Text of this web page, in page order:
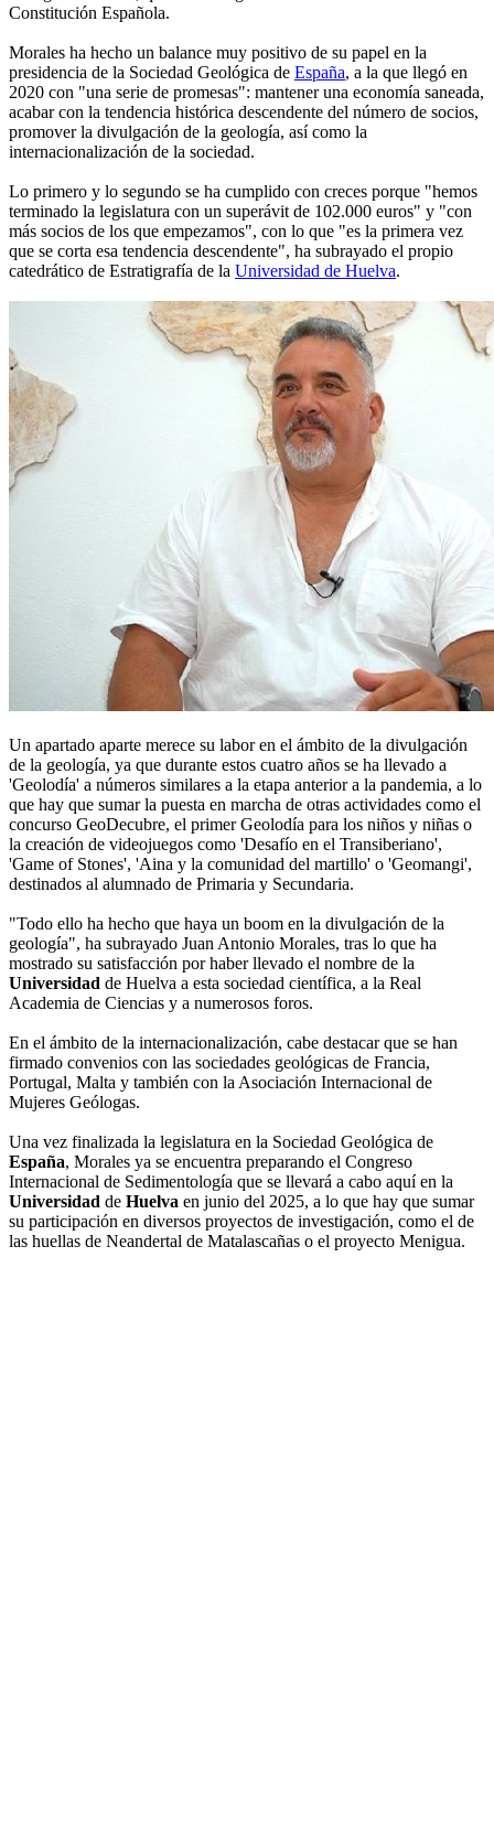
Constitución Española.
Morales ha hecho un balance muy positivo de su papel en la
presidencia de la Sociedad Geológica de España, a la que llegó en
2020 con "una serie de promesas": mantener una economía saneada,
acabar con la tendencia histórica descendente del número de socios,
promover la divulgación de la geología, así como la
internacionalización de la sociedad.
Lo primero y lo segundo se ha cumplido con creces porque "hemos
terminado la legislatura con un superávit de 102.000 euros" y "con
más socios de los que empezamos", con lo que "es la primera vez
que se corta esa tendencia descendente", ha subrayado el propio
catedrático de Estratigrafía de la Universidad de Huelva.
Un apartado aparte merece su labor en el ámbito de la divulgación
de la geología, ya que durante estos cuatro años se ha llevado a
'Geolodía' a números similares a la etapa anterior a la pandemia, a lo
que hay que sumar la puesta en marcha de otras actividades como el
concurso GeoDecubre, el primer Geolodía para los niños y niñas o
la creación de videojuegos como 'Desafío en el Transiberiano',
'Game of Stones', 'Aina y la comunidad del martillo' o 'Geomangi',
destinados al alumnado de Primaria y Secundaria.
"Todo ello ha hecho que haya un boom en la divulgación de la
geología", ha subrayado Juan Antonio Morales, tras lo que ha
mostrado su satisfacción por haber llevado el nombre de la
Universidad de Huelva a esta sociedad científica, a la Real
Academia de Ciencias y a numerosos foros.
En el ámbito de la internacionalización, cabe destacar que se han
firmado convenios con las sociedades geológicas de Francia,
Portugal, Malta y también con la Asociación Internacional de
Mujeres Geólogas.
Una vez finalizada la legislatura en la Sociedad Geológica de
España, Morales ya se encuentra preparando el Congreso
Internacional de Sedimentología que se llevará a cabo aquí en la
Universidad de Huelva en junio del 2025, a lo que hay que sumar
su participación en diversos proyectos de investigación, como el de
las huellas de Neandertal de Matalascañas o el proyecto Menigua.